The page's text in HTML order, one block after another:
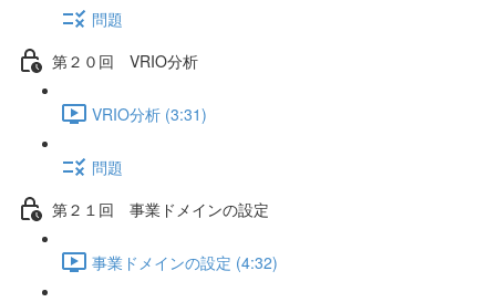
問題
第２０回 VRIO分析
VRIO分析 (3:31)
問題
第２１回 事業ドメインの設定
事業ドメインの設定 (4:32)